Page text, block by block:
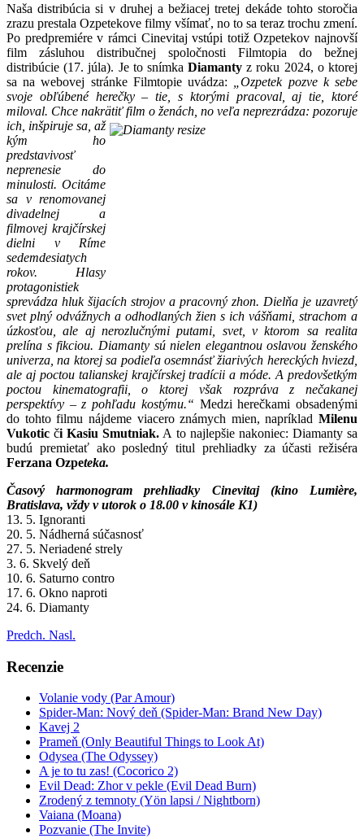
Naša distribúcia si v druhej a bežiacej tretej dekáde tohto storočia
zrazu prestala Ozpetekove filmy všímať, no to sa teraz trochu zmení.
Po predpremiére v rámci Cinevitaj vstúpi totiž Ozpetekov najnovší
film zásluhou distribučnej spoločnosti Filmtopia do bežnej
distribúcie (17. júla). Je to snímkaDiamanty z roku 2024, o ktorej
sa na webovej stránke Filmtopie uvádza:
„Ozpetek pozve k sebe
svoje obľúbené herečky – tie, s ktorými pracoval, aj tie, ktoré
miloval. Chce nakrätiť film o ženách, no veľa neprezrádza: pozoruje
ich, inšpiruje sa, až
kým ho
predstavivosť
neprenesie do
minulosti. Ocitáme
sa v renomovanej
divadelnej a
filmovej krajčírskej
dielni v Ríme
sedemdesiatych
rokov. Hlasy
protagonistiek
sprevádza hluk šijacích strojov a pracovný zhon. Dielňa je uzavretý
svet plný odvážnych a odhodlaných žien s ich vášňami, strachom a
úzkosťou, ale aj nerozlučnými putami, svet, v ktorom sa realita
prelína s fikciou. Diamanty sú nielen elegantnou oslavou ženského
univerza, na ktorej sa podieľa osemnásť žiarivých hereckých hviezd,
ale aj poctou talianskej krajčírskej tradícii a móde. A predovšetkým
poctou kinematografii, o ktorej však rozpráva z nečakanej
perspektívy – z pohľadu kostýmu.“ Medzi herečkami obsadenými
do tohto filmu nájdeme viacero známych mien, napríklad Milenu
Vukotic či Kasiu Smutniak. A to najlepšie nakoniec: Diamanty sa
budú premietať ako posledný titul prehliadky za účasti režiséra
Ferzana Ozpeteka.
Časový harmonogram prehliadky Cinevitaj (kino Lumière,
Bratislava, vždy v utorok o 18.00 v kinosále K1)
13. 5. Ignoranti
20. 5. Nádherná súčasnosť
27. 5. Neriadené strely
3. 6. Skvelý deň
10. 6. Saturno contro
17. 6. Okno naproti
24. 6. Diamanty
Predch. Nasl.
Recenzie
Volanie vody (Par Amour)
Spider-Man: Nový deň (Spider-Man: Brand New Day)
Kavej 2
Prameň (Only Beautiful Things to Look At)
Odysea (The Odyssey)
A je to tu zas! (Cocorico 2)
Evil Dead: Zhor v pekle (Evil Dead Burn)
Zrodený z temnoty (Yön lapsi / Nightborn)
Vaiana (Moana)
Pozvanie (The Invite)